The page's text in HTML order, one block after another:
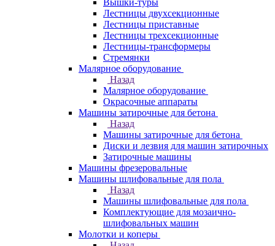
Вышки-туры
Лестницы двухсекционные
Лестницы приставные
Лестницы трехсекционные
Лестницы-трансформеры
Стремянки
Малярное оборудование
Назад
Малярное оборудование
Окрасочные аппараты
Машины затирочные для бетона
Назад
Машины затирочные для бетона
Диски и лезвия для машин затирочных
Затирочные машины
Машины фрезеровальные
Машины шлифовальные для пола
Назад
Машины шлифовальные для пола
Комплектующие для мозаично-
шлифовальных машин
Молотки и коперы